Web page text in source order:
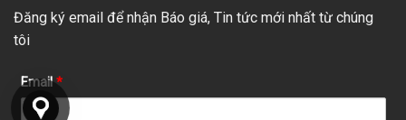
Đăng ký email để nhận Báo giá, Tin tức mới nhất từ chúng
tôi
Email *